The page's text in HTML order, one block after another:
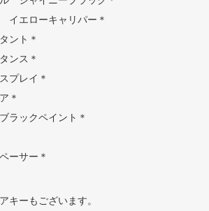
イエローキャリパー＊
ント＊
ンス＊
プレイ＊
＊
ラックペイント＊
ーサー＊
キーもございます。